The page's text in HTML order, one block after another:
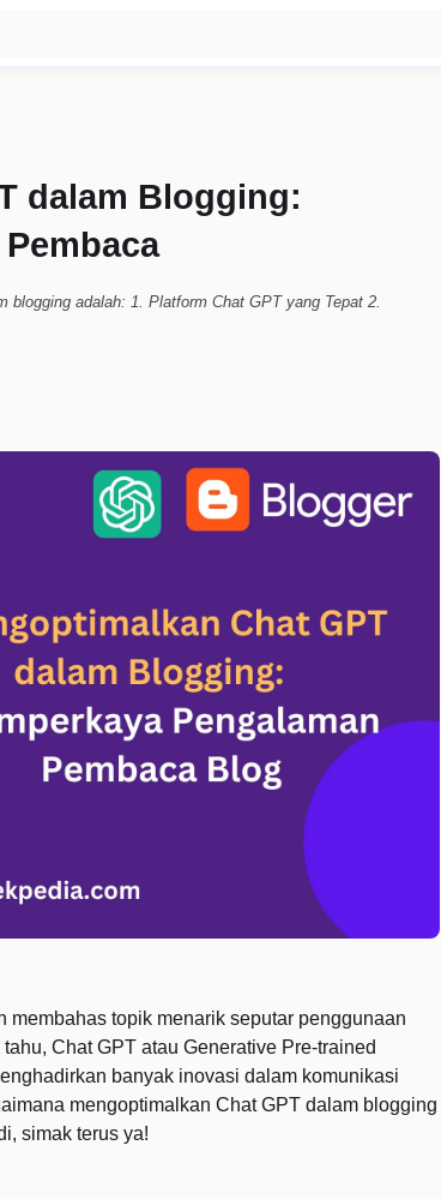
dalam Blogging:
blogging adalah: 1. Platform Chat GPT yang Tepat 2.
topik menarik seputar penggunaan
Chat GPT atau Generative Pre-trained
banyak inovasi dalam komunikasi
mengoptimalkan Chat GPT dalam blogging
simak terus ya!